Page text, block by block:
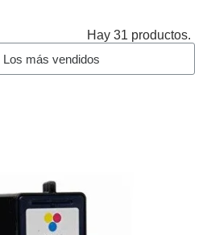
Hay 31 productos.